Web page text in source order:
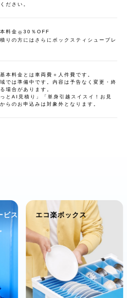
ださい。
料金 ※ 30％OFF
りの方にはさらにボックスティシュープレ
本料金とは車両費＋人件費です。
では準備中です。内容は予告なく変更・終
場合があります。
っとAI見積り」「単身引越スイスイ！お見
らのお申込みは対象外となります。
ビス エコ楽ボックス